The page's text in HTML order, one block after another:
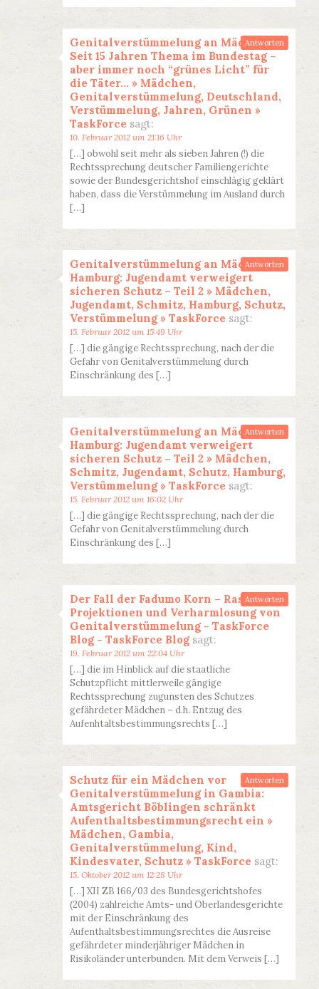
Genitalverstümmelung an Mädchen:
Seit 15 Jahren Thema im Bundestag –
aber immer noch “grünes Licht” für
die Täter… » Mädchen,
Genitalverstümmelung, Deutschland,
Verstümmelung, Jahren, Grünen »
TaskForce sagt:
10. Februar 2012 um 21:16 Uhr
[…] obwohl seit mehr als sieben Jahren (!) die
Rechtssprechung deutscher Familiengerichte
sowie der Bundesgerichtshof einschlägig geklärt
haben, dass die Verstümmelung im Ausland durch
[…]
Antworten
Genitalverstümmelung an Mädchen in
Hamburg: Jugendamt verweigert
sicheren Schutz – Teil 2 » Mädchen,
Jugendamt, Schmitz, Hamburg, Schutz,
Verstümmelung » TaskForce sagt:
15. Februar 2012 um 15:49 Uhr
[…] die gängige Rechtssprechung, nach der die
Gefahr von Genitalverstümmelung durch
Einschränkung des […]
Antworten
Genitalverstümmelung an Mädchen in
Hamburg: Jugendamt verweigert
sicheren Schutz – Teil 2 » Mädchen,
Schmitz, Jugendamt, Schutz, Hamburg,
Verstümmelung » TaskForce sagt:
15. Februar 2012 um 16:02 Uhr
[…] die gängige Rechtssprechung, nach der die
Gefahr von Genitalverstümmelung durch
Einschränkung des […]
Antworten
Der Fall der Fadumo Korn – Rassismus-
Projektionen und Verharmlosung von
Genitalverstümmelung - TaskForce
Blog - TaskForce Blog sagt:
19. Februar 2012 um 22:04 Uhr
[…] die im Hinblick auf die staatliche
Schutzpflicht mittlerweile gängige
Rechtssprechung zugunsten des Schutzes
gefährdeter Mädchen – d.h. Entzug des
Aufenhtaltsbestimmungsrechts […]
Antworten
Schutz für ein Mädchen vor
Genitalverstümmelung in Gambia:
Amtsgericht Böblingen schränkt
Aufenthaltsbestimmungsrecht ein »
Mädchen, Gambia,
Genitalverstümmelung, Kind,
Kindesvater, Schutz » TaskForce sagt:
15. Oktober 2012 um 12:28 Uhr
[…] XII ZB 166/03 des Bundesgerichtshofes
(2004) zahlreiche Amts- und Oberlandesgerichte
mit der Einschränkung des
Aufenthaltsbestimmungsrechtes die Ausreise
gefährdeter minderjähriger Mädchen in
Risikoländer unterbunden. Mit dem Verweis […]
Antworten